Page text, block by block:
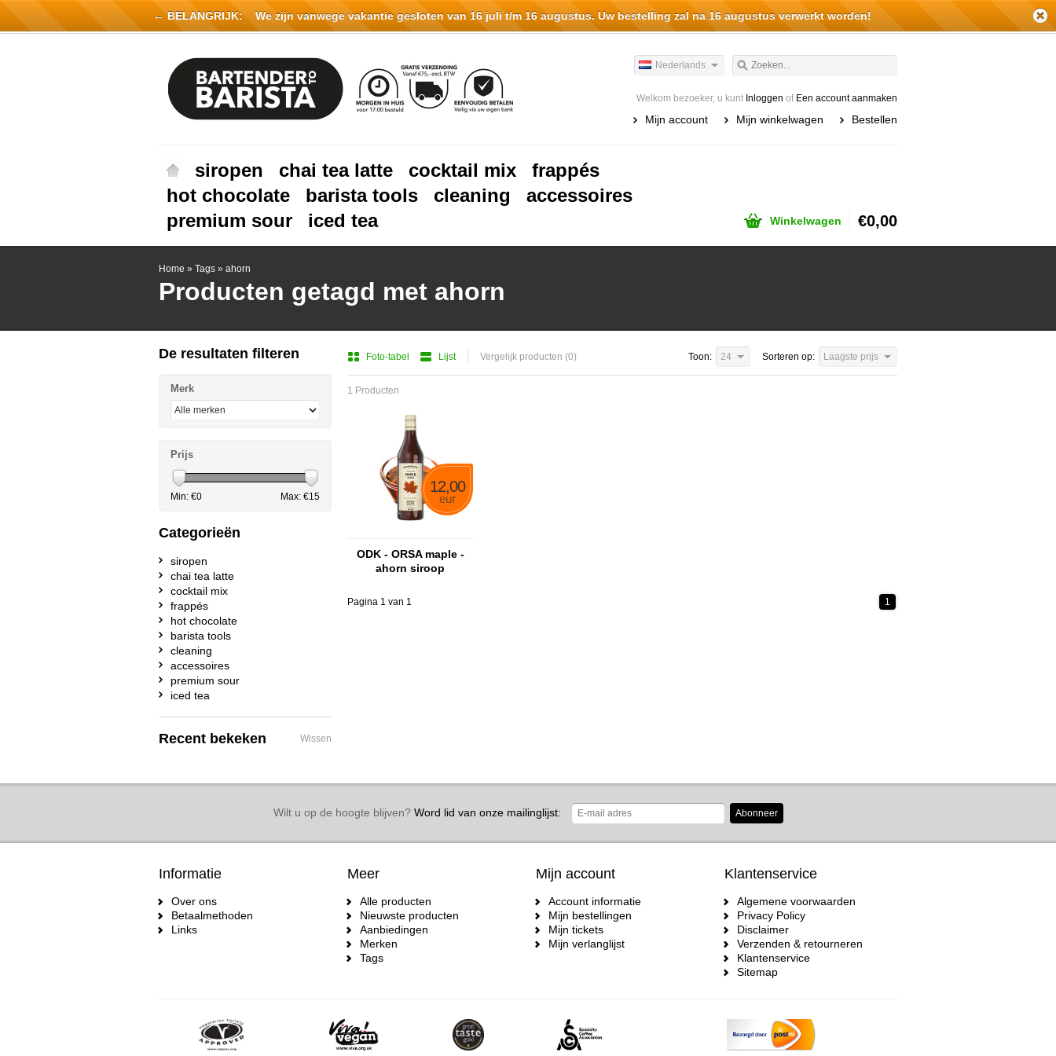
Nederlands
Welkom bezoeker, u kunt Inloggen of Een account aanmaken
Mijn account Mijn winkelwagen Bestellen
siropen chai tea latte cocktail mix
frappés
hot chocolate
barista tools cleaning
accessoires
premium sour
iced tea Winkelwagen €0,00
Home » Tags » ahorn
Producten getagd met ahorn
Foto-tabel Lijst Vergelijk producten (0) Sorteren op: Laagste prijs
Toon: 24
1 Producten
12,00
eur
ODK - ORSA maple -
ahorn siroop
Pagina 1 van 1 1
De resultaten filteren
Merk
Prijs
Min: €0 Max: €15
Categorieën
siropen
chai tea latte
cocktail mix
frappés
hot chocolate
barista tools
cleaning
accessoires
premium sour
iced tea
Recent bekeken Wissen
Wilt u op de hoogte blijven?Word lid van onze mailinglijst: Abonneer
Informatie
Over ons
Betaalmethoden
Links
Meer
Alle producten
Nieuwste producten
Aanbiedingen
Merken
Tags
Mijn account
Account informatie
Mijn bestellingen
Mijn tickets
Mijn verlanglijst
Klantenservice
Algemene voorwaarden
Privacy Policy
Disclaimer
Verzenden & retourneren
Klantenservice
Sitemap
← BELANGRIJK:We zijn vanwege vakantie gesloten van 16 juli t/m 16 augustus. Uw bestelling zal na 16 augustus verwerkt worden!